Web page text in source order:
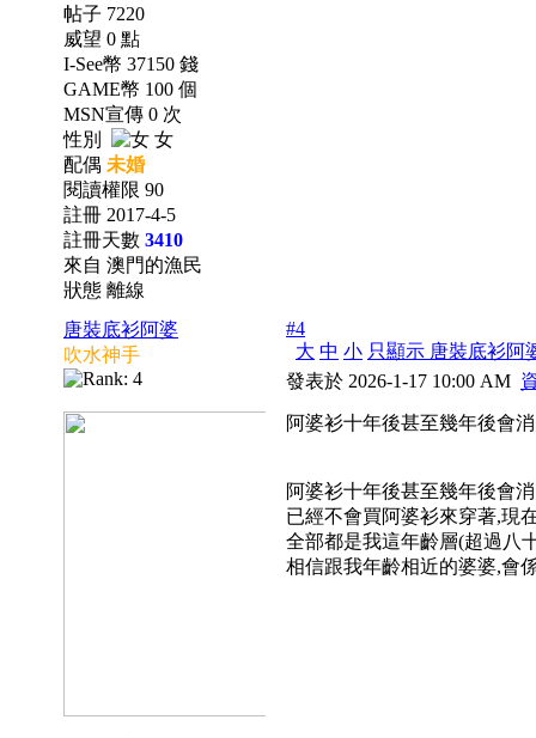
帖子 7220
威望 0 點
I-See幣 37150 錢
GAME幣 100 個
MSN宣傳 0 次
性別
女
配偶 未婚
閱讀權限 90
註冊 2017-4-5
註冊天數 3410
來自 澳門的漁民
狀態 離線
唐裝底衫阿婆
吹水神手
#4
大 中 小 只顯示 唐裝底衫阿
發表於 2026-1-17 10:00 AM
阿婆衫十年後甚至幾年後會消
阿婆衫十年後甚至幾年後會
已經不會買阿婆衫來穿著,現
全部都是我這年齡層(超過八
相信跟我年齡相近的婆婆,會